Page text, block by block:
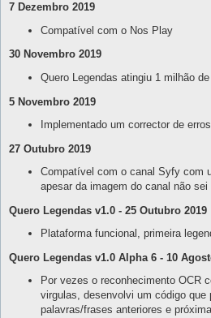
7 Dezembro 2019
Compatível com o Nos Play
30 Novembro 2019
Quero Legendas atingiu 1 milhão
5 Novembro 2019
Implementado um corrector de erros
27 Outubro 2019
Compatível com o canal Syfy com
apesar da imagem do canal não sei
Quero Legendas v1.0 - 25 Outubro 2019
Plataforma funcional, primeira
Quero Legendas v1.0 Alpha 6 - 10
Por vezes o reconhecimento OCR
virgulas, desenvolvi um código que
palavras/frases anteriores e